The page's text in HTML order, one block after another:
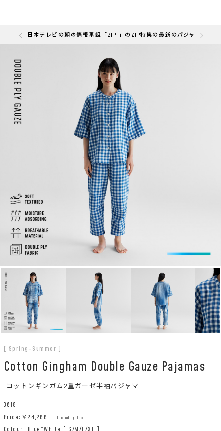
快眠部門」を受賞しました
日本テレビの朝の情報番組「ZIP!」のZIP特集の最新のパジャマとし
[ Spring-Summer ]
Cotton Gingham Double Gauze Pajamas
コットンギンガム2重ガーゼ半袖パジャマ
3018
Price:￥24,200 Including Tax
Colour: Blue*White [ S/M/L/XL ]